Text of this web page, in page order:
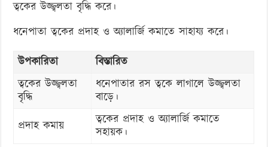
ত্বকের উজ্জ্বলতা বৃদ্ধি করে।
ধনেপাতা ত্বকের প্রদাহ ও অ্যালার্জি কমাতে সাহায্য করে।
উপকারিতা
বিস্তারিত
ত্বকের উজ্জ্বলতা
বৃদ্ধি
ধনেপাতার রস ত্বকে লাগালে উজ্জ্বলতা
বাড়ে।
প্রদাহ কমায়
ত্বকের প্রদাহ ও অ্যালার্জি কমাতে
সহায়ক।